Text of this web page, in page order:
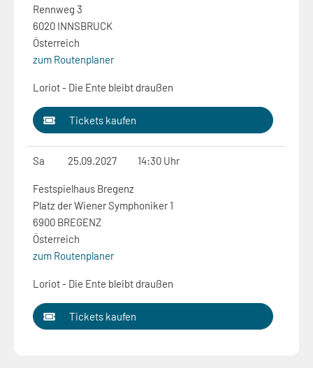
Rennweg 3
6020 INNSBRUCK
Österreich
zum Routenplaner
Loriot - Die Ente bleibt draußen
Tickets kaufen
Sa 25.09.2027 14:30 Uhr
Festspielhaus Bregenz
Platz der Wiener Symphoniker 1
6900 BREGENZ
Österreich
zum Routenplaner
Loriot - Die Ente bleibt draußen
Tickets kaufen